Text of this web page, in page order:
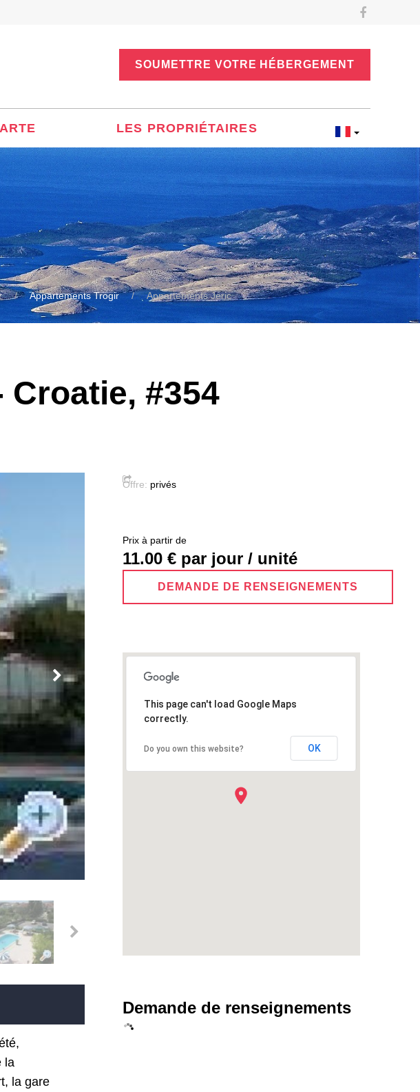
SOUMETTRE VOTRE HÉBERGEMENT
LES PROPRIÉTAIRES
Appartements Trogir Appartements Jeric
Croatie, #354
la
la gare
Offre: privés
This page can't load Google Maps
correctly.
Do you own this website? OK
Prix ​​à partir de
11.00 € par jour / unité
DEMANDE DE RENSEIGNEMENTS
Demande de renseignements